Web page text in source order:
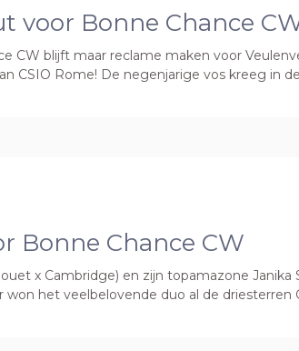
voor Bonne Chance
CW blijft maar reclame maken voor
CSIO Rome! De negenjarige vos kreeg in
Bonne Chance CW
x Cambridge) en zijn topamazone
het veelbelovende duo al de